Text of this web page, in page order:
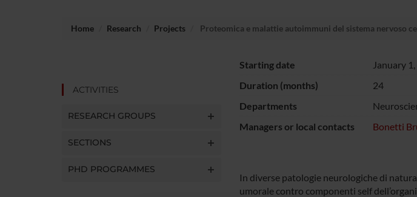
Home Research Projects Proteomica e malattie autoimmuni del sistema nervoso
ACTIVITIES
RESEARCH GROUPS
SECTIONS
PHD PROGRAMMES
Starting date
January
Duration (months)
24
Departments
Managers or local contacts
Bonetti
In diverse patologie neurologiche di
umorale contro componenti self